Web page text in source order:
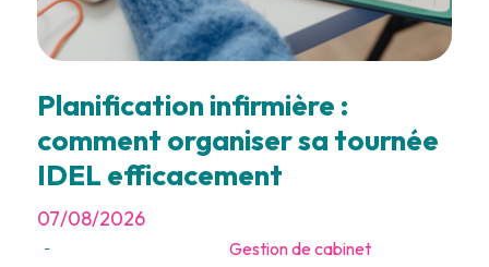
Planification infirmière :
comment organiser sa tournée
IDEL efficacement
07/08/2026
- Gestion de cabinet